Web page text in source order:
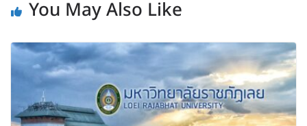
You May Also Like